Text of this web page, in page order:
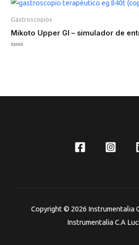
5
Gastroscopios
Mikoto Upper GI – simulador de
Copyright © 2026 Instrumentalia
Instrumentalia C.A